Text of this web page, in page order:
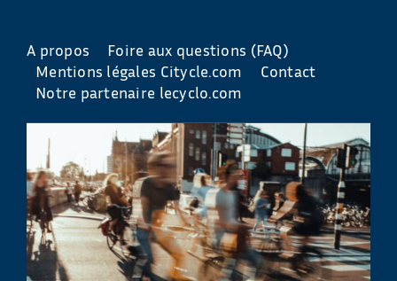
A propos
Foire aux questions (FAQ)
Mentions légales Citycle.com
Contact
Notre partenaire lecyclo.com